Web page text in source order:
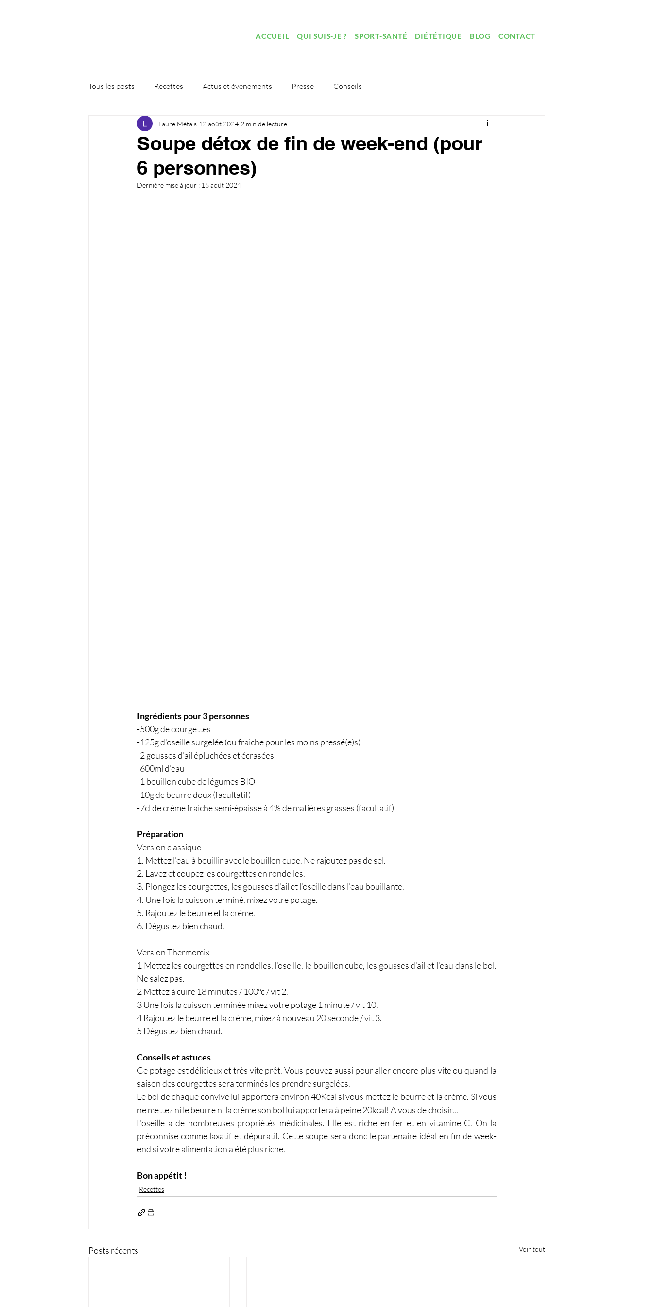
ACCUEIL QUI SUIS-JE ? SPORT-SANTÉ DIÉTÉTIQUE BLOG CONTACT
Tous les posts Recettes Actus et évènements Presse Conseils
Soupe détox de fin de week-end (pour
6 personnes)
Laure Métais 12 août 2024 2 min de lecture
Dernière mise à jour : 16 août 2024
Ingrédients pour 3 personnes
-500g de courgettes
-125g d’oseille surgelée (ou fraiche pour les moins pressé(e)s)
-2 gousses d’ail épluchées et écrasées
-600ml d’eau
-1 bouillon cube de légumes BIO
-10g de beurre doux (facultatif)
-7cl de crème fraiche semi-épaisse à 4% de matières grasses (facultatif)
Préparation
Version classique
1. Mettez l’eau à bouillir avec le bouillon cube. Ne rajoutez pas de sel.
2. Lavez et coupez les courgettes en rondelles.
3. Plongez les courgettes, les gousses d’ail et l’oseille dans l’eau bouillante.
4. Une fois la cuisson terminé, mixez votre potage.
5. Rajoutez le beurre et la crème.
6. Dégustez bien chaud.
Version Thermomix
1 Mettez les courgettes en rondelles, l’oseille, le bouillon cube, les gousses d’ail et l’eau dans le bol.
Ne salez pas.
2 Mettez à cuire 18 minutes / 100°c / vit 2.
3 Une fois la cuisson terminée mixez votre potage 1 minute / vit 10.
4 Rajoutez le beurre et la crème, mixez à nouveau 20 seconde / vit 3.
5 Dégustez bien chaud.
Conseils et astuces
Ce potage est délicieux et très vite prêt. Vous pouvez aussi pour aller encore plus vite ou quand la
saison des courgettes sera terminés les prendre surgelées.
Le bol de chaque convive lui apportera environ 40Kcal si vous mettez le beurre et la crème. Si vous
ne mettez ni le beurre ni la crème son bol lui apportera à peine 20kcal! A vous de choisir...
L'oseille a de nombreuses propriétés médicinales. Elle est riche en fer et en vitamine C. On la
préconnise comme laxatif et dépuratif. Cette soupe sera donc le partenaire idéal en fin de week-
end si votre alimentation a été plus riche.
Bon appétit !
Recettes
Posts récents Voir tout